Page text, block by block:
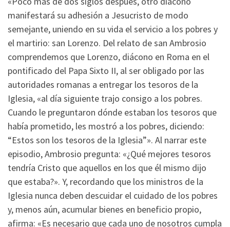
manifestará su adhesión a Jesucristo de modo
semejante, uniendo en su vida el servicio a los pobres y
el martirio: san Lorenzo. Del relato de san Ambrosio
comprendemos que Lorenzo, diácono en Roma en el
pontificado del Papa Sixto II, al ser obligado por las
autoridades romanas a entregar los tesoros de la
Iglesia, «al día siguiente trajo consigo a los pobres.
Cuando le preguntaron dónde estaban los tesoros que
había prometido, les mostró a los pobres, diciendo:
“Estos son los tesoros de la Iglesia”». Al narrar este
episodio, Ambrosio pregunta: «¿Qué mejores tesoros
tendría Cristo que aquellos en los que él mismo dijo
que estaba?». Y, recordando que los ministros de la
Iglesia nunca deben descuidar el cuidado de los pobres
y, menos aún, acumular bienes en beneficio propio,
afirma: «Es necesario que cada uno de nosotros cumpla